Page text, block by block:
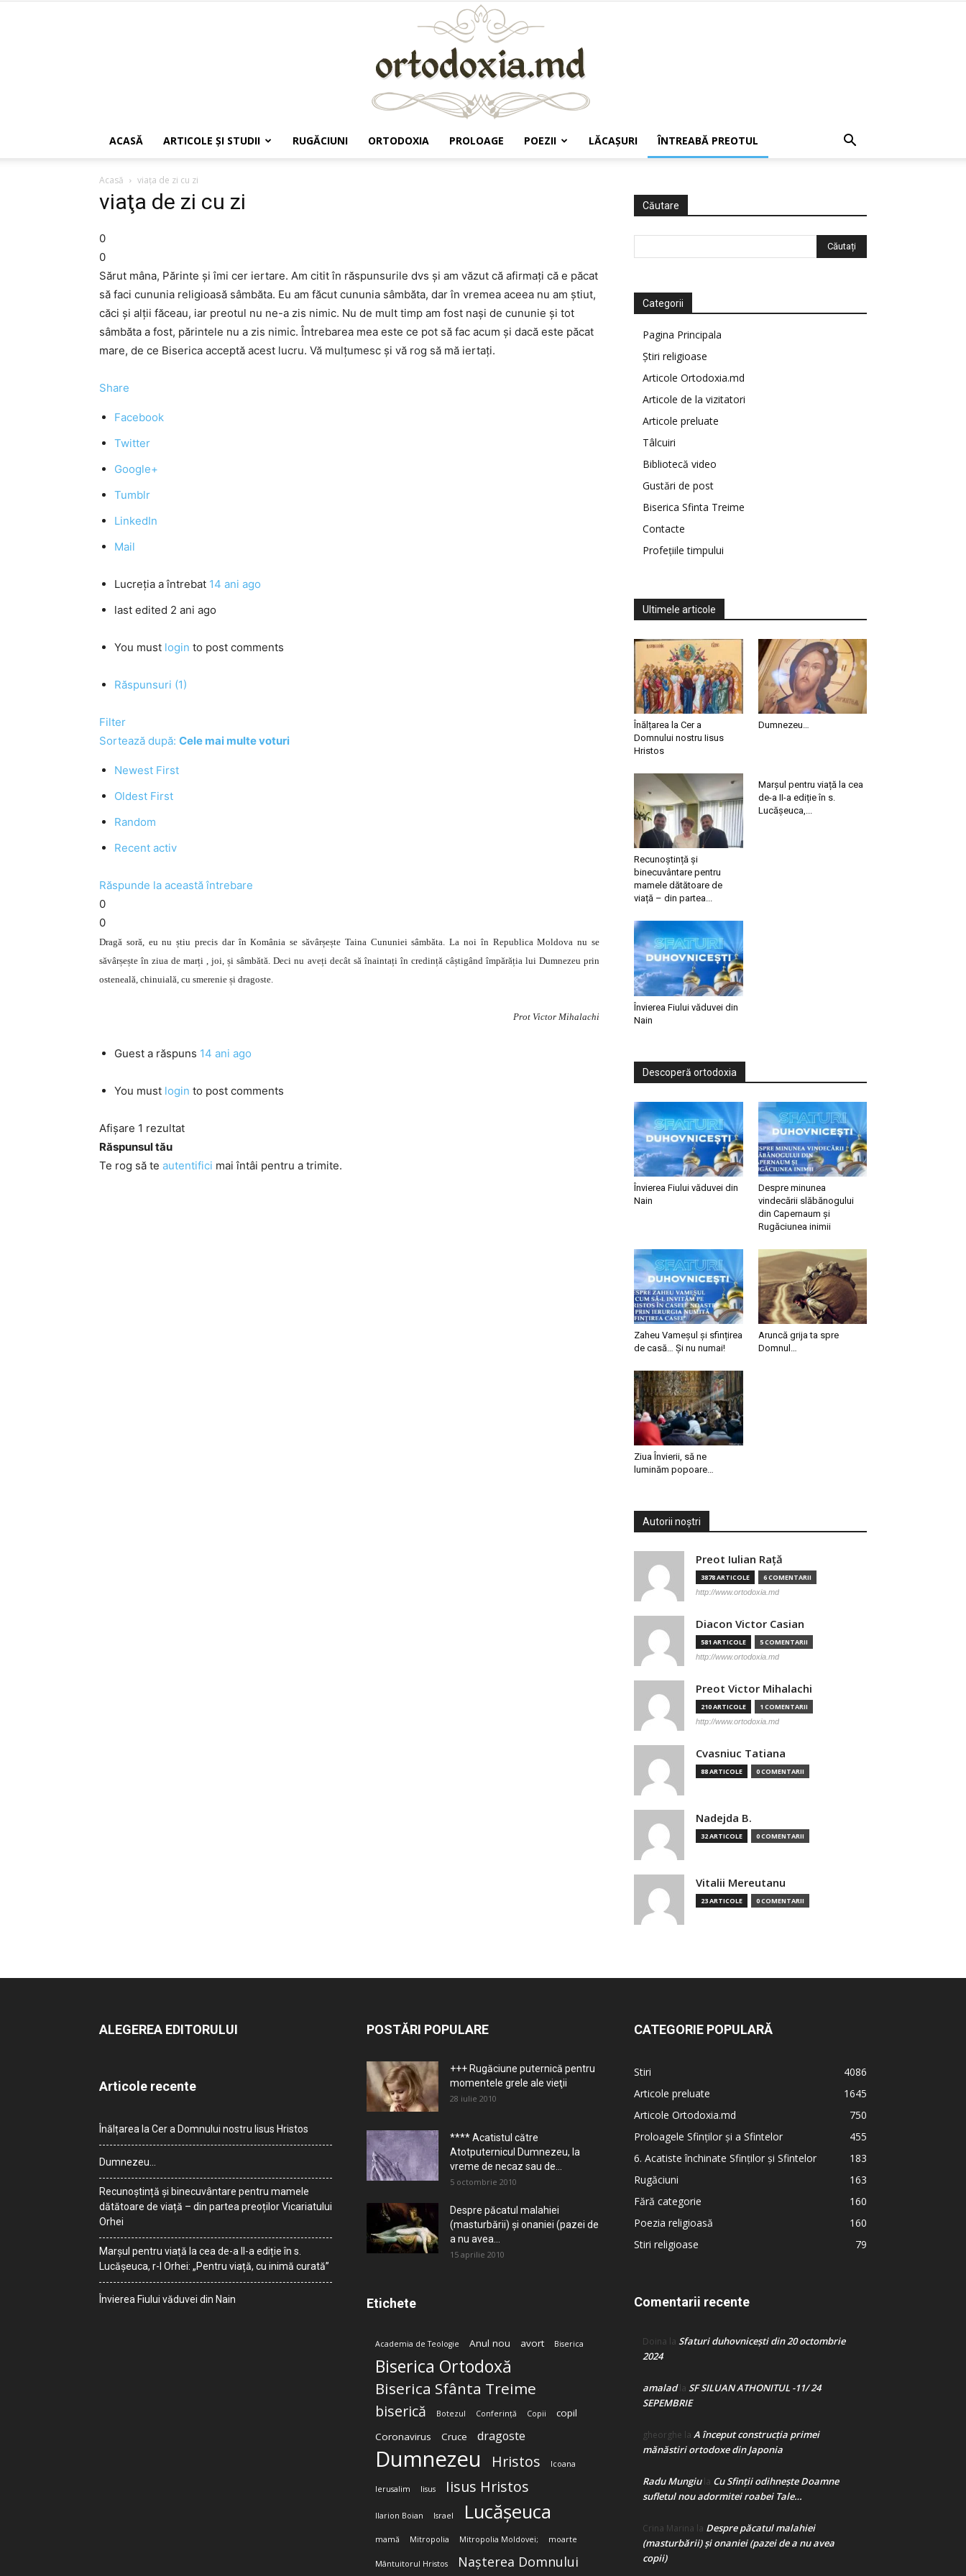
ACASĂ ARTICOLE ŞI STUDII RUGĂCIUNI ORTODOXIA PROLOAGE POEZII LĂCAŞURI ÎNTREABĂ PREOTUL
Acasă viaţa de zi cu zi
viaţa de zi cu zi
0
0
Sărut mâna, Părinte şi îmi cer iertare. Am citit în răspunsurile dvs şi am văzut că afirmaţi că e păcat
să faci cununia religioasă sâmbăta. Eu am făcut cununia sâmbăta, dar în vremea aceea nu am ştiut,
căci şi alţii făceau, iar preotul nu ne-a zis nimic. Nu de mult timp am fost naşi de cununie şi tot
sâmbăta a fost, părintele nu a zis nimic. Întrebarea mea este ce pot să fac acum şi dacă este păcat
mare, de ce Biserica acceptă acest lucru. Vă mulţumesc şi vă rog să mă iertaţi.
Share
Facebook
Twitter
Google+
Tumblr
LinkedIn
Mail
Lucreţia a întrebat 14 ani ago
last edited 2 ani ago
You must login to post comments
Răspunsuri (1)
Filter
Sortează după: Cele mai multe voturi
Newest First
Oldest First
Random
Recent activ
Răspunde la această întrebare
0
0
Dragă soră, eu nu știu precis dar în Кomânia se săvârșește Taina Cununiei sâmbăta. La noi în Republica Moldova nu se
săvârșește în ziua de marți , joi, și sâmbătă. Deci nu aveți decât să înaintați în credință câștigând împărăția lui Dumnezeu prin
osteneală, chinuială, cu smerenie și dragoste.
Prot Victor Mihalachi
Guest a răspuns 14 ani ago
You must login to post comments
Afișare 1 rezultat
Răspunsul tău
Te rog să te autentifici mai întâi pentru a trimite.
Căutare
Categorii
Pagina Principala
Știri religioase
Articole Ortodoxia.md
Articole de la vizitatori
Articole preluate
Tâlcuiri
Bibliotecă video
Gustări de post
Biserica Sfinta Treime
Contacte
Profețiile timpului
Ultimele articole
Înălțarea la Cer a
Domnului nostru Iisus
Hristos
Dumnezeu…
Recunoștință și
binecuvântare pentru
mamele dătătoare de
viață – din partea...
Marșul pentru viață la cea
de-a II-a ediție în s.
Lucășeuca,...
Învierea Fiului văduvei din
Nain
Descoperă ortodoxia
Învierea Fiului văduvei din
Nain
Despre minunea
vindecării slăbănogului
din Capernaum și
Rugăciunea inimii
Zaheu Vameșul și sfințirea
de casă… Și nu numai!
Aruncă grija ta spre
Domnul…
Ziua Învierii, să ne
luminăm popoare…
Autorii noștri
Preot Iulian Raţă
3878 ARTICOLE 6 COMENTARII
http://www.ortodoxia.md
Diacon Victor Casian
581 ARTICOLE 5 COMENTARII
http://www.ortodoxia.md
Preot Victor Mihalachi
210 ARTICOLE 1 COMENTARII
http://www.ortodoxia.md
Cvasniuc Tatiana
88 ARTICOLE 0 COMENTARII
Nadejda B.
32 ARTICOLE 0 COMENTARII
Vitalii Mereutanu
23 ARTICOLE 0 COMENTARII
ALEGEREA EDITORULUI
Articole recente
Înălțarea la Cer a Domnului nostru Iisus Hristos
Dumnezeu…
Recunoștință și binecuvântare pentru mamele
dătătoare de viață – din partea preoților Vicariatului
Orhei
Marșul pentru viață la cea de-a II-a ediție în s.
Lucășeuca, r-l Orhei: „Pentru viață, cu inimă curată”
Învierea Fiului văduvei din Nain
POSTĂRI POPULARE
+++ Rugăciune puternică pentru
momentele grele ale vieţii
28 iulie 2010
**** Acatistul către
Atotputernicul Dumnezeu, la
vreme de necaz sau de...
5 octombrie 2010
Despre păcatul malahiei
(masturbării) şi onaniei (pazei de
a nu avea...
15 aprilie 2010
Etichete
Academia de Teologie Anul nou avort Biserica
Biserica Ortodoxă
Biserica Sfânta Treime
biserică Botezul Conferință Copii
copil
Coronavirus
Cruce dragoste
Dumnezeu Hristos Icoana
Ierusalim Iisus Iisus Hristos
Ilarion Boian Israel Lucășeuca
mamă Mitropolia Mitropolia Moldovei; moarte
Mântuitorul Hristos Nașterea Domnului
CATEGORIE POPULARĂ
Stiri
4086
Articole preluate
1645
Articole Ortodoxia.md
750
Proloagele Sfinților și a Sfintelor
455
6. Acatiste închinate Sfinților și Sfintelor
183
Rugăciuni
163
Fără categorie
160
Poezia religioasă
160
Stiri religioase
79
Comentarii recente
Doina la Sfaturi duhovnicești din 20 octombrie
2024
amaladla SF SILUAN ATHONITUL -11/ 24
SEPEMBRIE
gheorghe la A început construcţia primei
mănăstiri ortodoxe din Japonia
Radu Mungiula Cu Sfinții odihnește Doamne
sufletul nou adormitei roabei Tale…
Crina Marina la Despre păcatul malahiei
(masturbării) şi onaniei (pazei de a nu avea
copii)